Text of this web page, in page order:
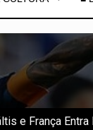
e França Entra